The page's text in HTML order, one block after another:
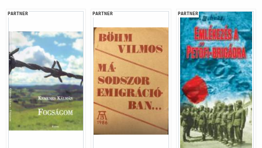
PARTNER PARTNER PARTNER